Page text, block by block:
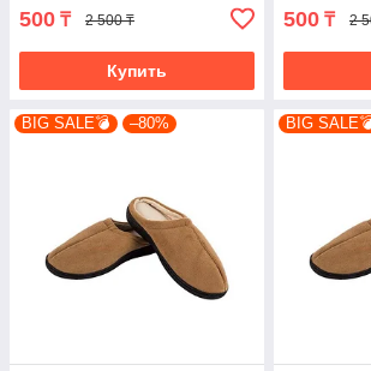
500 ₸ 2 500 ₸
Купить
500 ₸ 2
BIG SALE💣 –80% BIG